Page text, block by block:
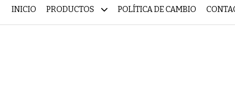
INICIO PRODUCTOS POLÍTICA DE CAMBIO